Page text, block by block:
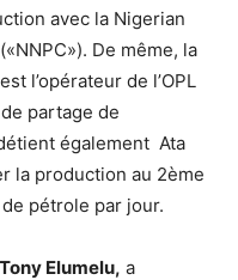
avec la Nigerian
De même, la
l’opérateur de l’OPL
partage de
également Ata
la production au 2ème
pétrole par jour.
Tony Elumelu, a